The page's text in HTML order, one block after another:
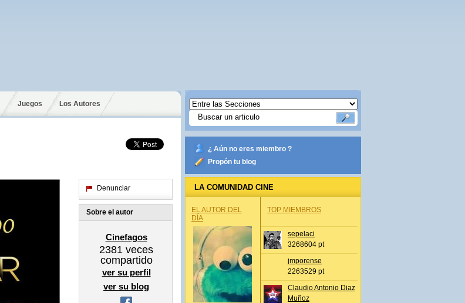
Juegos Los Autores
Denunciar
Sobre el autor
Cinefagos
2381 veces
compartido
ver su perfil
ver su blog
¿ Aún no eres miembro ?
Propón tu blog
LA COMUNIDAD CINE
EL AUTOR DEL
DÍA
TOP MIEMBROS
sepelaci
3268604 pt
jmporense
2263529 pt
Claudio Antonio Diaz
Muñoz